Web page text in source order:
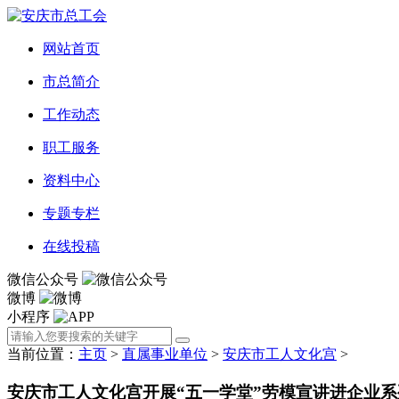
网站首页
市总简介
工作动态
职工服务
资料中心
专题专栏
在线投稿
微信公众号
微博
小程序
当前位置： 主页 > 直属事业单位 > 安庆市工人文化宫 >
安庆市工人文化宫开展“五一学堂”劳模宣讲进企业